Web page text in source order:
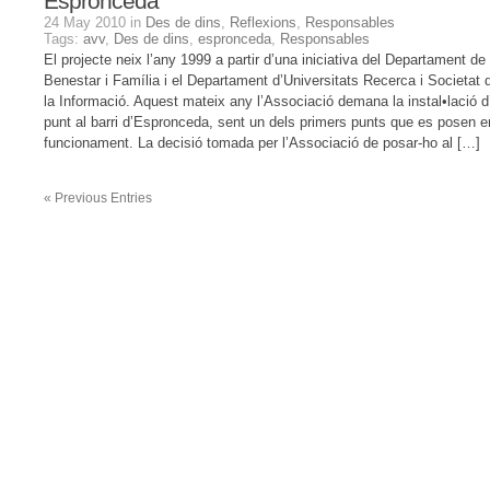
24 May 2010 in Des de dins, Reflexions, Responsables
Tags: avv, Des de dins, espronceda, Responsables
El projecte neix l’any 1999 a partir d’una iniciativa del Departament de
Benestar i Família i el Departament d’Universitats Recerca i Societat
la Informació. Aquest mateix any l’Associació demana la instal•lació
punt al barri d’Espronceda, sent un dels primers punts que es posen
funcionament. La decisió tomada per l’Associació de posar-ho al […]
« Previous Entries